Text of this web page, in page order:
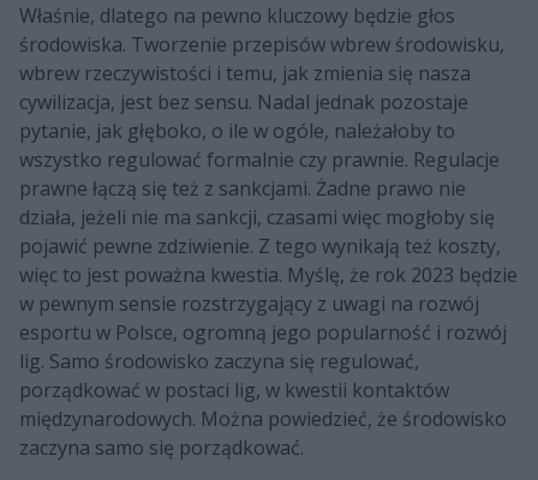
Właśnie, dlatego na pewno kluczowy będzie głos
środowiska. Tworzenie przepisów wbrew środowisku,
wbrew rzeczywistości i temu, jak zmienia się nasza
cywilizacja, jest bez sensu. Nadal jednak pozostaje
pytanie, jak głęboko, o ile w ogóle, należałoby to
wszystko regulować formalnie czy prawnie. Regulacje
prawne łączą się też z sankcjami. Żadne prawo nie
działa, jeżeli nie ma sankcji, czasami więc mogłoby się
pojawić pewne zdziwienie. Z tego wynikają też koszty,
więc to jest poważna kwestia. Myślę, że rok 2023 będzie
w pewnym sensie rozstrzygający z uwagi na rozwój
esportu w Polsce, ogromną jego popularność i rozwój
lig. Samo środowisko zaczyna się regulować,
porządkować w postaci lig, w kwestii kontaktów
międzynarodowych. Można powiedzieć, że środowisko
zaczyna samo się porządkować.